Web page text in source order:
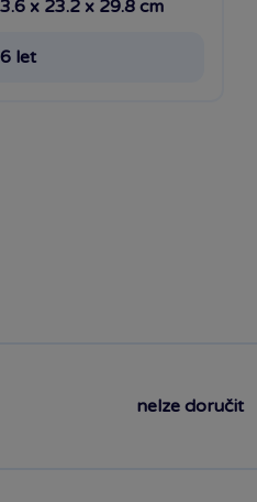
3.6 x 23.2 x 29.8 cm
6 let
nelze doručit